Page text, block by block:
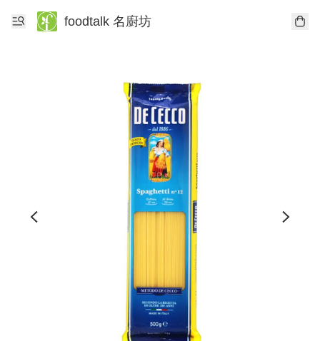
foodtalk 名廚坊